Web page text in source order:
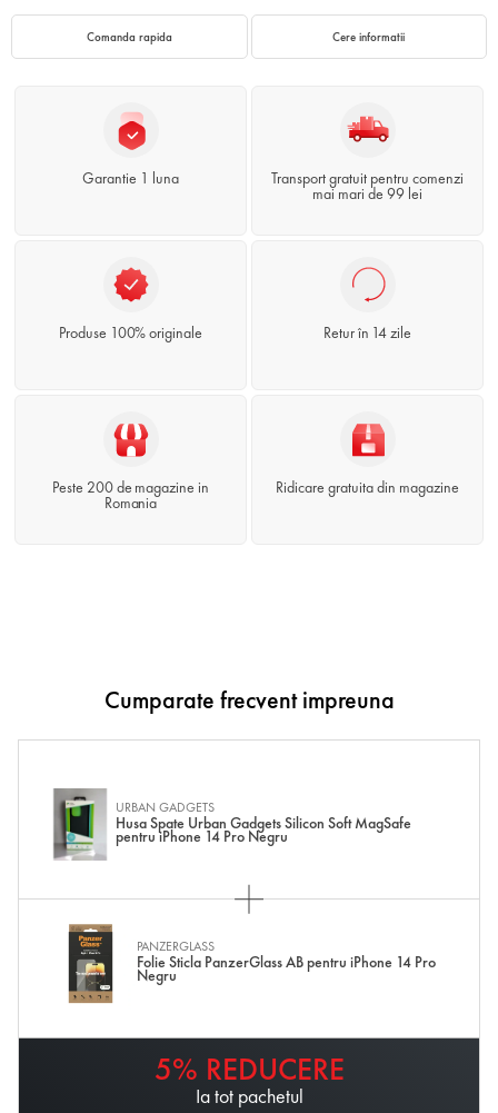
Comanda rapida Cere informatii
Garantie 1 luna
Transport gratuit pentru comenzi
mai mari de 99 lei
Produse 100% originale Retur în 14 zile
Peste 200 de magazine in
Romania
Ridicare gratuita din magazine
Cumparate frecvent impreuna
URBAN GADGETS
Husa Spate Urban Gadgets Silicon Soft MagSafe
pentru iPhone 14 Pro Negru
PANZERGLASS
Folie Sticla PanzerGlass AB pentru iPhone 14 Pro
Negru
5% REDUCERE
Ia tot pachetul